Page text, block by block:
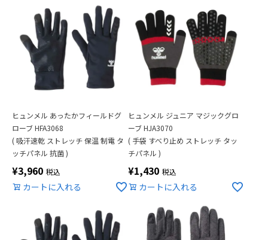
ヒュンメル あったかフィールドグ
ローブ HFA3068
( 吸汗速乾 ストレッチ 保温 制電 タ
ッチパネル 抗菌 )
¥3,960 税込
カートに入れる
ヒュンメル ジュニア マジックグロ
ーブ HJA3070
( 手袋 すべり止め ストレッチ タッ
チパネル )
¥1,430 税込
カートに入れる